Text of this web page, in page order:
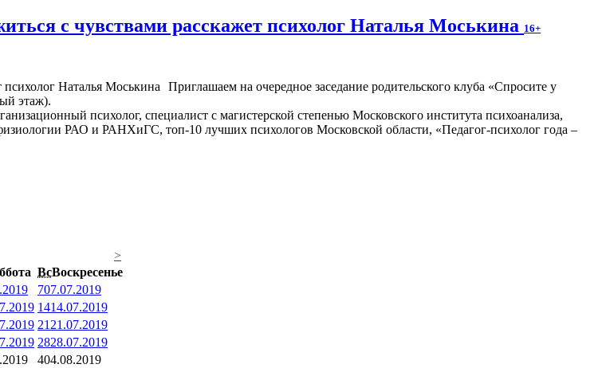
с чувствами расскажет психолог Наталья Моськина 16+
Приглашаем на очередное заседание родительского клуба «Спросите у
этаж).
психолог, специалист с магистерской степенью Московского института психоанализа,
РАО и РАНХиГС, топ-10 лучших психологов Московской области, «Педагог-психолог года –
>
ВсВоскресенье
707.07.2019
1414.07.2019
21 21.07.2019
2828.07.2019
404.08.2019